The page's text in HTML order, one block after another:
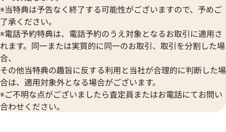
ヴァンクリーフ＆アーペル
Versace
ヴェルサーチ
Wempe
※当特典は予告なく終了する可能性がございますので、予めご
了承ください。
※電話予約特典は、電話予約のうえ対象となるお取引に適用さ
れます。同一または実質的に同一のお取引、取引を分割した場
合、
その他当特典の趣旨に反する利用と当社が合理的に判断した場
合は、適用対象外となる場合がございます。
※ご不明な点がございましたら査定員またはお電話にてお問い
合わせください。